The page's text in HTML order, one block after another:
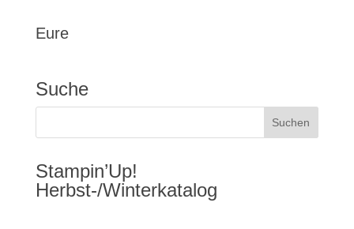
Eure
Suche
Stampin’Up!
Herbst-/Winterkatalog